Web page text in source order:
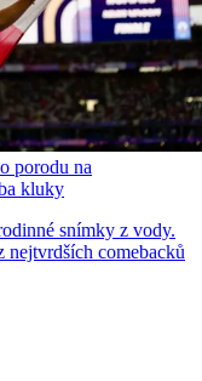
porodu na
kluky
snímky z vody.
nejtvrdších comebacků